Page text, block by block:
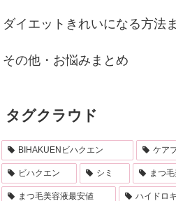
ダイエットきれいになる方法
その他・お悩みまとめ
タグクラウド
BIHAKUENビハクエン ケア
ビハクエン シミ まつ
まつ毛美容液最安値 ハイドロ